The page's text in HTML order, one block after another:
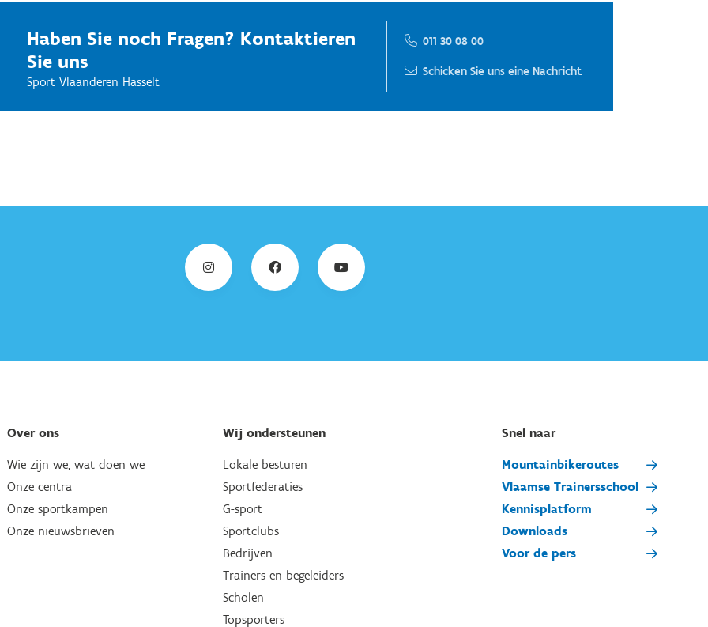
Haben Sie noch Fragen? Kontaktieren
Sie uns
Sport Vlaanderen Hasselt
011 30 08 00
Schicken Sie uns eine Nachricht
Over ons
Wie zijn we, wat doen we
Onze centra
Onze sportkampen
Onze nieuwsbrieven
Wij ondersteunen
Lokale besturen
Sportfederaties
G-sport
Sportclubs
Bedrijven
Trainers en begeleiders
Scholen
Topsporters
Snel naar
Mountainbikeroutes
Vlaamse Trainersschool
Kennisplatform
Downloads
Voor de pers